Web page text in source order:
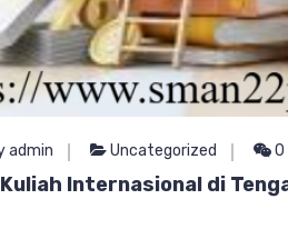
admin Uncategorized 0
Internasional di